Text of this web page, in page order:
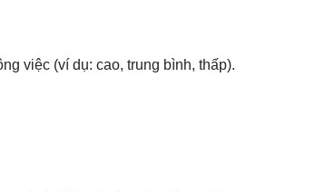
việc (ví dụ: cao, trung bình, thấp).